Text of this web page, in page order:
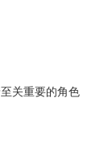
关重要的角色